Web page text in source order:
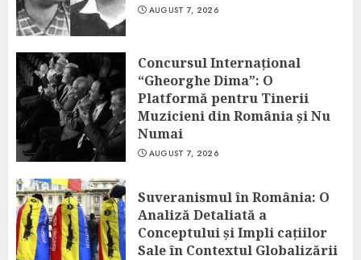
AUGUST 7, 2026
Concursul Internațional
“Gheorghe Dima”: O
Platformă pentru Tinerii
Muzicieni din România și Nu
Numai
AUGUST 7, 2026
Suveranismul în România: O
Analiză Detaliată a
Conceptului și Impli cațiilor
Sale în Contextul Globalizării